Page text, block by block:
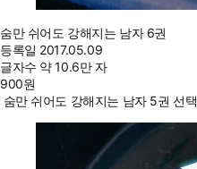
숨만 쉬어도 강해지는 남자 6권
등록일 2017.05.09
글자수 약 10.6만 자
900원
숨만 쉬어도 강해지는 남자 5권 선택